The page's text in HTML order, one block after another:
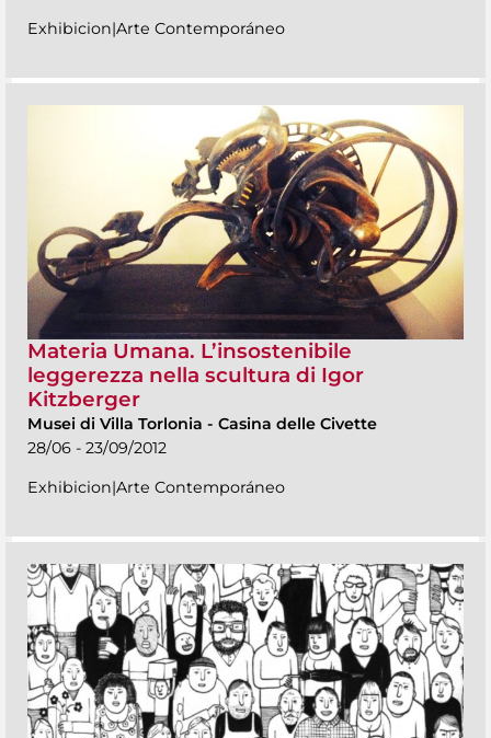
Exhibicion|Arte Contemporáneo
Materia Umana. L’insostenibile
leggerezza nella scultura di Igor
Kitzberger
Musei di Villa Torlonia - Casina delle Civette
28/06 - 23/09/2012
Exhibicion|Arte Contemporáneo